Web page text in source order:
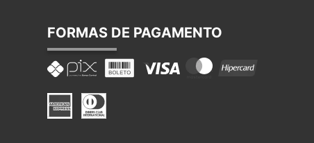
FORMAS DE PAGAMENTO